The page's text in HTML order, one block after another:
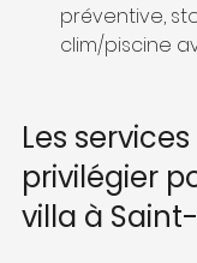
préventive,
clim/piscine
Les
privilégier
villa à